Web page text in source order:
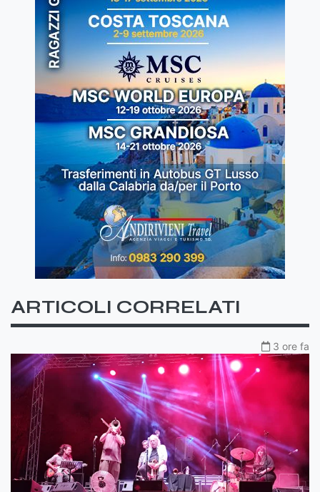
ARTICOLI CORRELATI
3 ore fa